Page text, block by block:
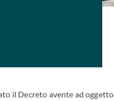
il Decreto avente ad